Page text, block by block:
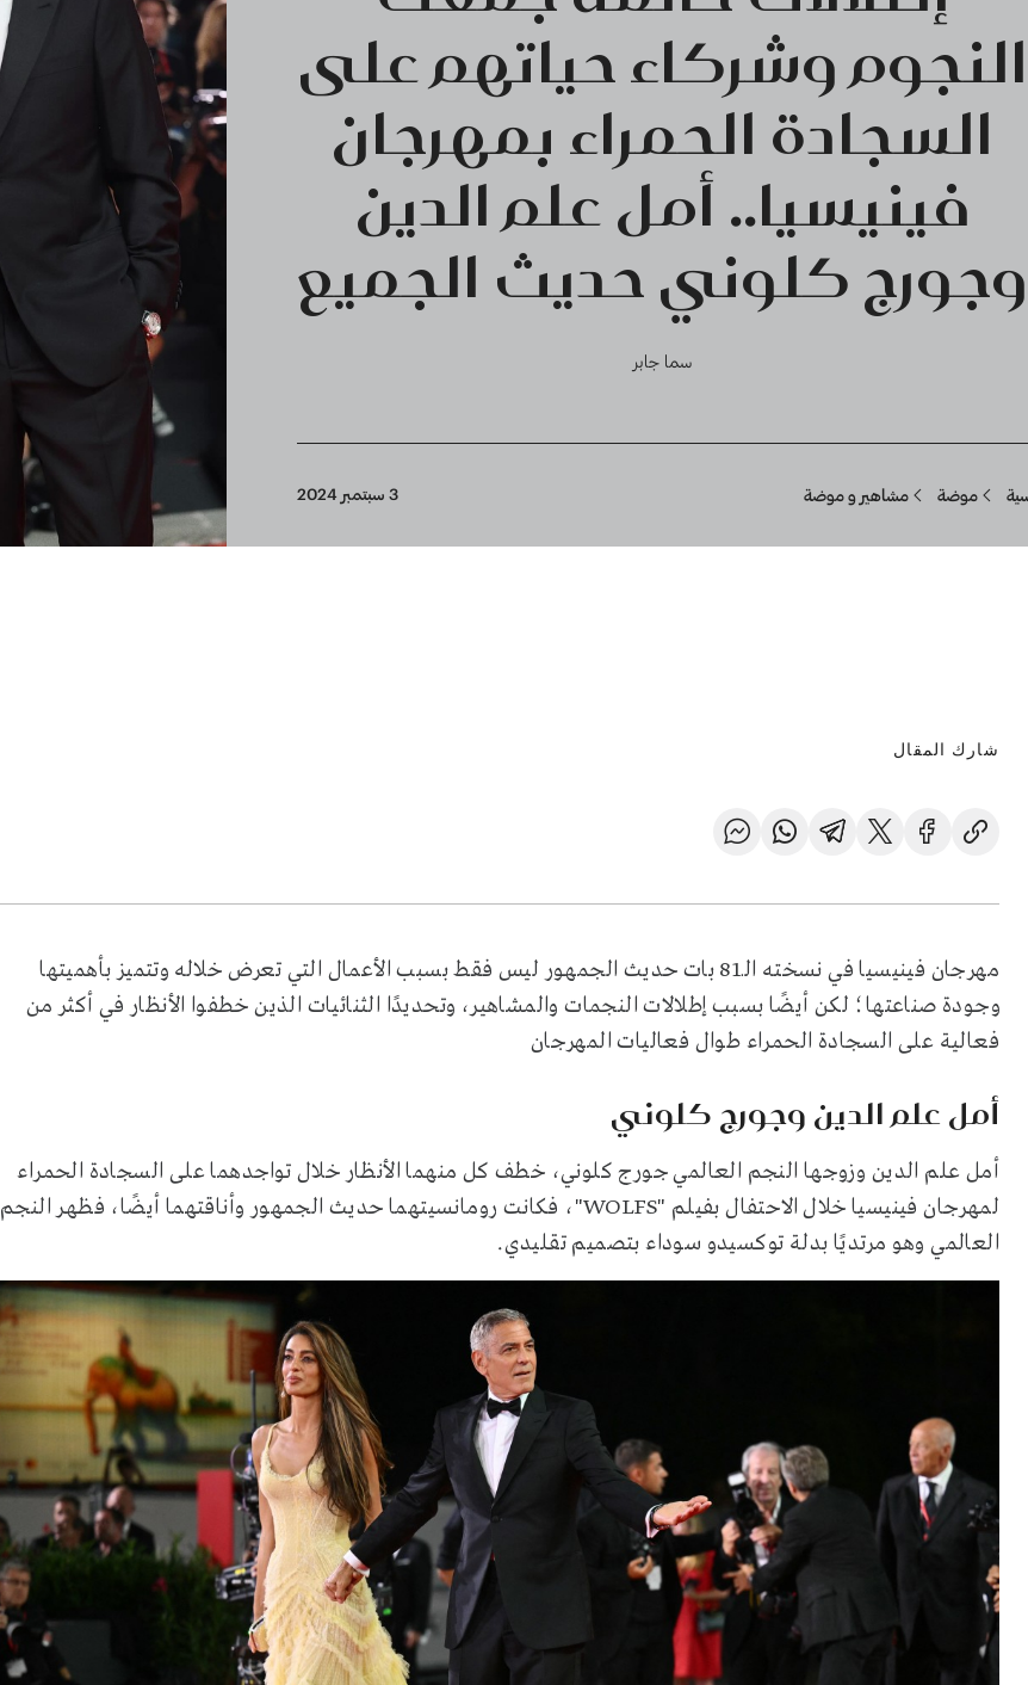
النجوم وشركاء حياتهم على
السجادة الحمراء بمهرجان
فينيسيا.. أمل علم الدين
وجورج كلوني حديث الجميع
سما جابر
موضة مشاهير و موضة 3 سبتمبر 2024
شارك المقال
مهرجان فينيسيا في نسخته الـ81 بات حديث الجمهور ليس فقط بسبب الأعمال التي تعرض خلاله وتتميز بأهميتها
وجودة صناعتها؛ لكن أيضًا بسبب إطلالات النجمات والمشاهير، وتحديدًا الثنائيات الذين خطفوا الأنظار في أكثر من
فعالية على السجادة الحمراء طوال فعاليات المهرجان
أمل علم الدين وجورج كلوني
أمل علم الدين وزوجها النجم العالمي جورج كلوني، خطف كل منهما الأنظار خلال تواجدهما على السجادة الحمراء
لمهرجان فينيسيا خلال الاحتفال بفيلم "WOLFS"، فكانت رومانسيتهما حديث الجمهور وأناقتهما أيضًا، فظهر النجم
العالمي وهو مرتديًا بدلة توكسيدو سوداء بتصميم تقليدي.